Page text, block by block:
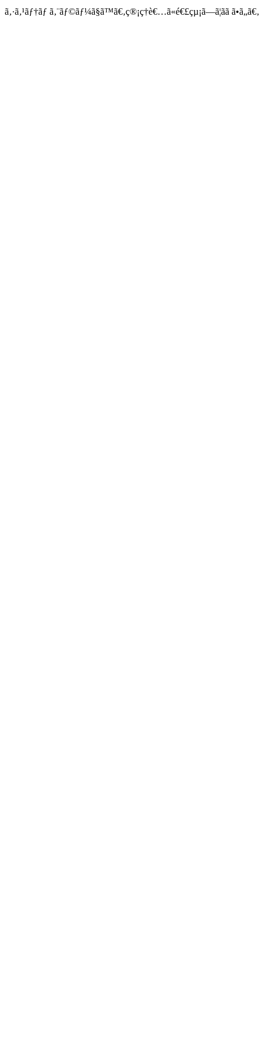
ã‚·ã‚¹ãƒ†ãƒ ã‚¨ãƒ©ãƒ¼ã§ã™ã€‚ç®¡ç†è€…ã«é€£çµ¡ã—ã¦ãã ã•ã„ã€‚